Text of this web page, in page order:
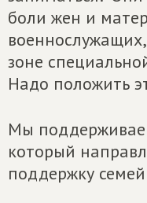
боли жен и
зоне
Надо положить
Мы
который
поддержку